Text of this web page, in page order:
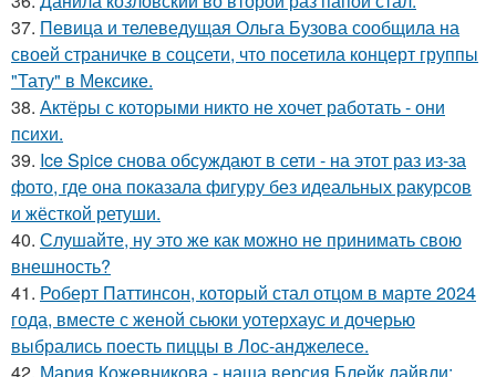
37. Певица и телеведущая Ольга Бузова сообщила на
своей страничке в соцсети, что посетила концерт группы
"Тату" в Мексике.
38. Актёры с которыми никто не хочет работать - они
психи.
39. Ice Spice снова обсуждают в сети - на этот раз из-за
фото, где она показала фигуру без идеальных ракурсов
и жёсткой ретуши.
40. Слушайте, ну это же как можно не принимать свою
внешность?
41. Роберт Паттинсон, который стал отцом в марте 2024
года, вместе с женой сьюки уотерхаус и дочерью
выбрались поесть пиццы в Лос-анджелесе.
42. Мария Кожевникова - наша версия Блейк лайвли: